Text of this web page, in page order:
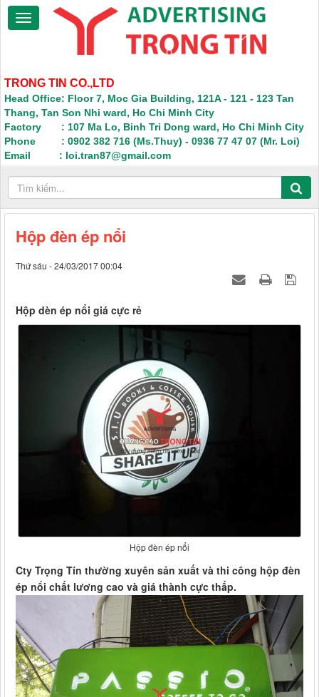
TRONG TIN CO.,LTD
Head Office: Floor 7, Moc Gia Building, 121A - 121 - 123 Tan
Thang, Tan Son Nhi ward, Ho Chi Minh City
Factory : 107 Ma Lo, Binh Tri Dong ward, Ho Chi Minh City
Phone : 0902 382 716 (Ms.Thuy) - 0936 77 47 07 (Mr. Loi)
Email : loi.tran87@gmail.com
Hộp đèn ép nổi
Thứ sáu - 24/03/2017 00:04
Hộp dèn ép nổi giá cực rẻ
Hộp đèn ép nổi
Cty Trọng Tín thường xuyên sản xuất và thi công hộp đèn
ép nổi chất lương cao và giá thành cực thấp.